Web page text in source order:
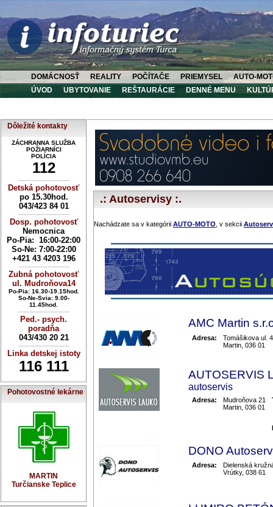
DOMÁCNOSŤ REALITY POČÍTAČE PRIEMYSEL
AUTO-
ÚVOD
UBYTOVANIE REŠTAURÁCIE DENNÉ MENU
Dôležité kontakty
ZÁCHRANNA SLUŽBA
POŽIARNÍCI
POLÍCIA
112
----------------------------
Detská pohotovosť
po 15.30hod.
043/423 84 01
----------------------------
Dosp. pohotovosť
Nemocnica
Po-Pia: 16:00-22:00
So-Ne: 7:00-22:00
+421 43 4203 196
----------------------------
Zubná pohotovosť
ul. Mudroňova14
Po-Pia: 16.30-19.15hod.
So-Ne-Svia: 9.00-
11.45hod.
----------------------------
Ped.- psych.
poradňa
043/430 20 21
----------------------------
Linka detskej istoty
116 111
Pohotovostné lekárne
MARTIN
Turčianske Teplice
.: Autoservisy :.
Nachádzate sa v kategórii AUTO-MOTO , v sekcii
AMC Martin
Adresa:
Tomášikova ul.
Martin, 036 01
AUTOSERVIS
autoservis
Adresa:
Mudroňova 21
Martin, 036 01
DONO
Adresa:
Dielenská
Vrútky, 038 61